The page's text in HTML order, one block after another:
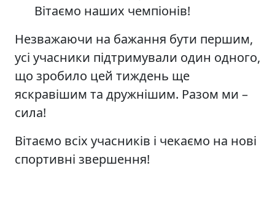
Вітаємо наших чемпіонів!
Незважаючи на бажання бути першим,
усі учасники підтримували один одного,
що зробило цей тиждень ще
яскравішим та дружнішим. Разом ми –
сила!
Вітаємо всіх учасників і чекаємо на нові
спортивні звершення!